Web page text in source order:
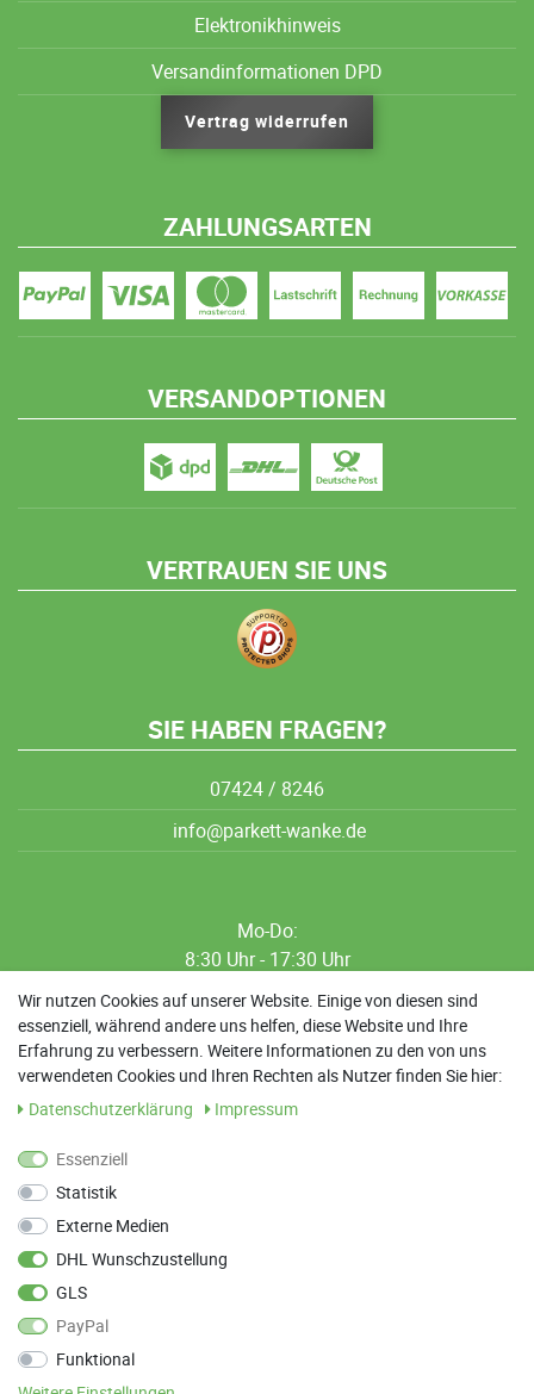
Elektronikhinweis
Versandinformationen DPD
Vertrag widerrufen
ZAHLUNGSARTEN
VERSANDOPTIONEN
VERTRAUEN SIE UNS
SIE HABEN FRAGEN?
07424 / 8246
info@parkett-wanke.de
Mo-Do:
8:30 Uhr - 17:30 Uhr
8:30 Uhr - 12:00 Uhr
13:00 Uhr - 17:30 Uhr
Sa: 9:00 Uhr - 13:00 Uhr
Parkett Wanke
Wir nutzen Cookies auf unserer Website. Einige von diesen sind
essenziell, während andere uns helfen, diese Website und Ihre
Erfahrung zu verbessern. Weitere Informationen zu den von uns
verwendeten Cookies und Ihren Rechten als Nutzer finden Sie hier:
Daten­schutz­erklärung
Impressum
Essenziell
Statistik
Externe Medien
DHL Wunschzustellung
GLS
PayPal
Funktional